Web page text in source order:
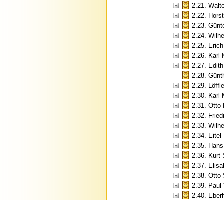
2.21.
2.22.
2.23.
2.24.
2.25.
2.26. Karl
2.27.
2.28.
2.29.
2.30. Karl
2.31. Otto
2.32.
2.33.
2.34. Eitel
2.35.
2.36. Kurt
2.37.
2.38. Otto
2.39. Paul
2.40.